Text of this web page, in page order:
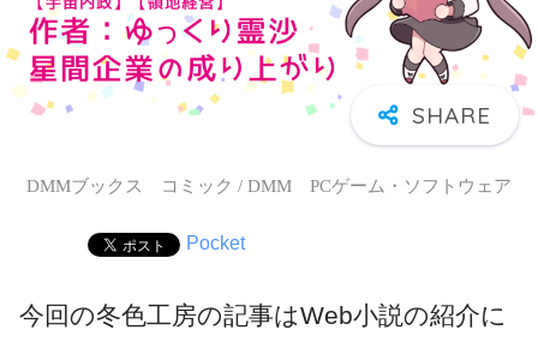
DMMブックス コミック / DMM PCゲーム・ソフトウェア
Pocket
今回の冬色工房の記事はWeb小説の紹介に